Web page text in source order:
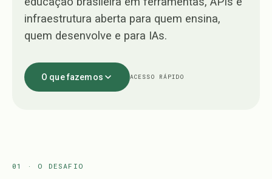
infraestrutura aberta para quem ensina,
quem desenvolve e para IAs.
O que fazemos ACESSO RÁPIDO
01 · O DESAFIO